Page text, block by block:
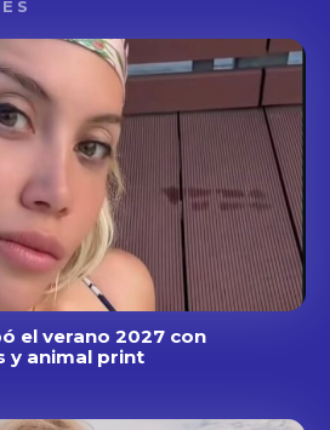
el verano 2027 con
y animal print